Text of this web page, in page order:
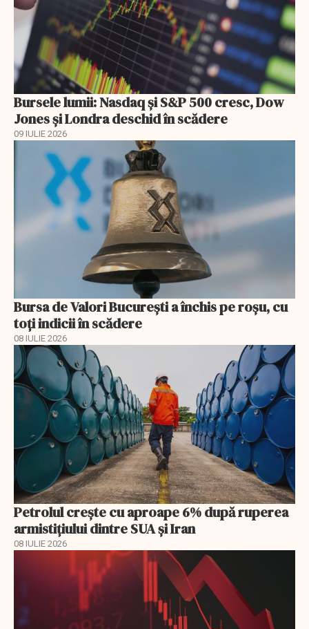
Bursele lumii: Nasdaq și S&P 500 cresc, Dow
Jones și Londra deschid în scădere
09 IULIE 2026
Bursa de Valori București a închis pe roșu, cu
toți indicii în scădere
08 IULIE 2026
Petrolul crește cu aproape 6% după ruperea
armistițiului dintre SUA și Iran
08 IULIE 2026